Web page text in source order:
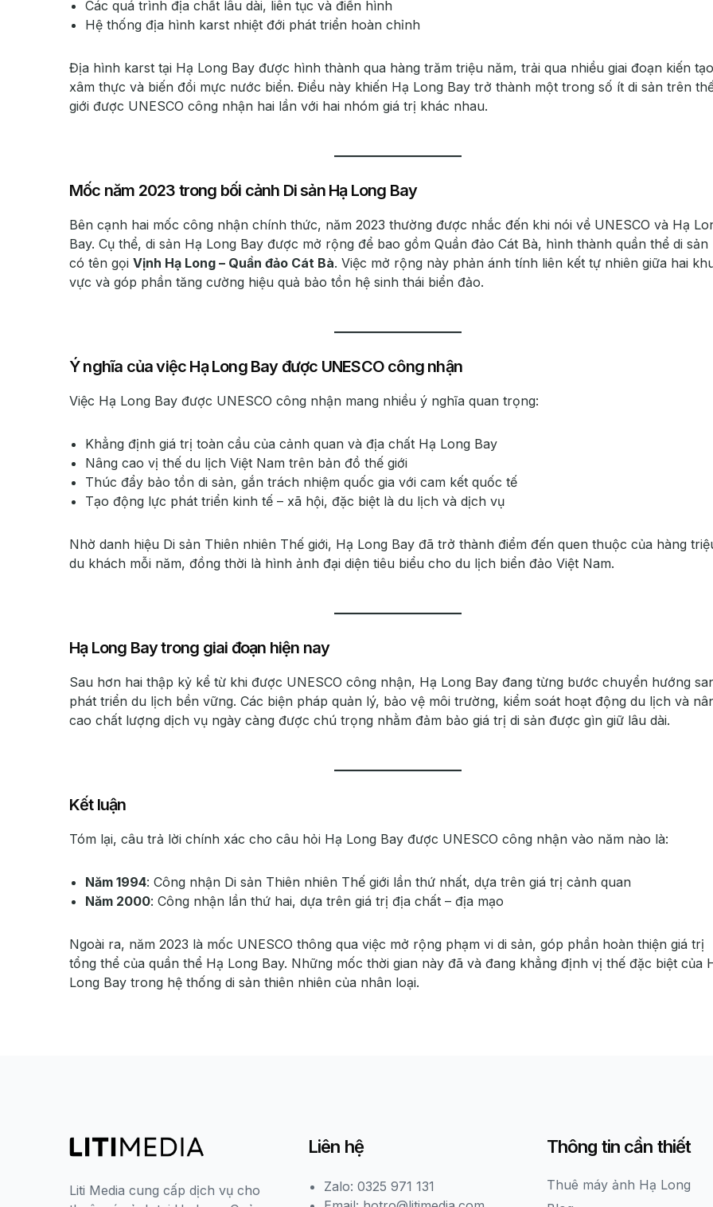
Các quá trình địa chất lâu dài, liên tục và điển hình
Hệ thống địa hình karst nhiệt đới phát triển hoàn chỉnh
Địa hình karst tại Hạ Long Bay được hình thành qua hàng trăm triệu năm, trải qua nhiều giai đoạn kiến
xâm thực và biến đổi mực nước biển. Điều này khiến Hạ Long Bay trở thành một trong số ít di sản trên
giới được UNESCO công nhận hai lần với hai nhóm giá trị khác nhau.
Mốc năm 2023 trong bối cảnh Di sản Hạ Long Bay
Bên cạnh hai mốc công nhận chính thức, năm 2023 thường được nhắc đến khi nói về UNESCO và Hạ
Bay. Cụ thể, di sản Hạ Long Bay được mở rộng để bao gồm Quần đảo Cát Bà, hình thành quần thể di sản
có tên gọi Vịnh Hạ Long – Quần đảo Cát Bà. Việc mở rộng này phản ánh tính liên kết tự nhiên giữa hai
vực và góp phần tăng cường hiệu quả bảo tồn hệ sinh thái biển đảo.
Ý nghĩa của việc Hạ Long Bay được UNESCO công nhận
Việc Hạ Long Bay được UNESCO công nhận mang nhiều ý nghĩa quan trọng:
Khẳng định giá trị toàn cầu của cảnh quan và địa chất Hạ Long Bay
Nâng cao vị thế du lịch Việt Nam trên bản đồ thế giới
Thúc đẩy bảo tồn di sản, gắn trách nhiệm quốc gia với cam kết quốc tế
Tạo động lực phát triển kinh tế – xã hội, đặc biệt là du lịch và dịch vụ
Nhờ danh hiệu Di sản Thiên nhiên Thế giới, Hạ Long Bay đã trở thành điểm đến quen thuộc của hàng
du khách mỗi năm, đồng thời là hình ảnh đại diện tiêu biểu cho du lịch biển đảo Việt Nam.
Hạ Long Bay trong giai đoạn hiện nay
Sau hơn hai thập kỷ kể từ khi được UNESCO công nhận, Hạ Long Bay đang từng bước chuyển hướng
phát triển du lịch bền vững. Các biện pháp quản lý, bảo vệ môi trường, kiểm soát hoạt động du lịch và
cao chất lượng dịch vụ ngày càng được chú trọng nhằm đảm bảo giá trị di sản được gìn giữ lâu dài.
Kết luận
Tóm lại, câu trả lời chính xác cho câu hỏi Hạ Long Bay được UNESCO công nhận vào năm nào là:
Năm 1994: Công nhận Di sản Thiên nhiên Thế giới lần thứ nhất, dựa trên giá trị cảnh quan
Năm 2000: Công nhận lần thứ hai, dựa trên giá trị địa chất – địa mạo
Ngoài ra, năm 2023 là mốc UNESCO thông qua việc mở rộng phạm vi di sản, góp phần hoàn thiện giá trị
tổng thể của quần thể Hạ Long Bay. Những mốc thời gian này đã và đang khẳng định vị thế đặc biệt của
Long Bay trong hệ thống di sản thiên nhiên của nhân loại.
Liti Media cung cấp dịch vụ cho
Liên hệ
Zalo: 0325 971 131
Thông tin cần thiết
Thuê máy ảnh Hạ Long